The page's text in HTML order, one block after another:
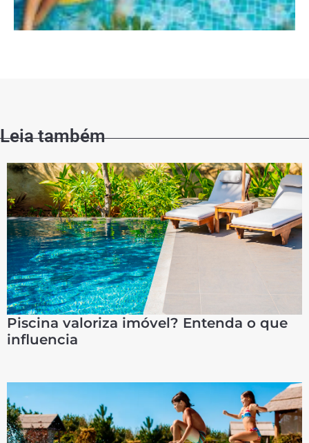
Leia também
Piscina valoriza imóvel? Entenda o que
influencia